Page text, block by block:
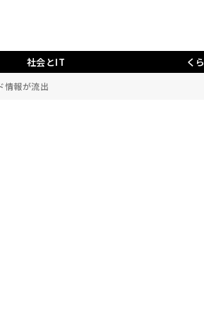
社会とIT く
情報が流出